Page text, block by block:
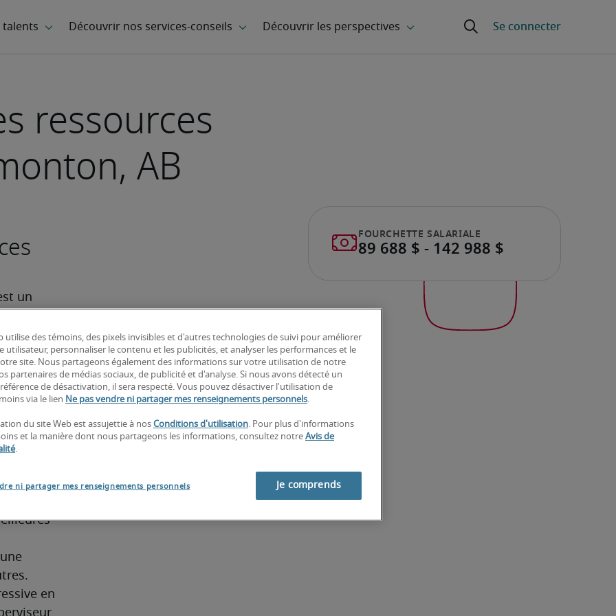
ressources
AB
un
gérer
au sein
et
de
la
la
Le
Ce
en
utilise des témoins, des pixels invisibles et d'autres technologies de suivi pour améliorer
utilisateur, personnaliser le contenu et les publicités, et analyser les performances et le
site. Nous partageons également des informations sur votre utilisation de notre
partenaires de médias sociaux, de publicité et d'analyse. Si nous avons détecté un
de désactivation, il sera respecté. Vous pouvez désactiver l'utilisation de
via le lien Ne pas vendre ni partager mes renseignements personnels.
du site Web est assujettie à nos Conditions d'utilisation. Pour plus d'informations
et la manière dont nous partageons les informations, consultez notre Avis de
.
ni partager mes renseignements personnels Je comprends